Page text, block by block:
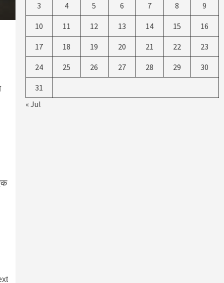
3 4 5 6 7 8 9
10 11 12 13 14 15 16
17 18 19 20 21 22 23
24 25 26 27 28 29 30
31
« Jul